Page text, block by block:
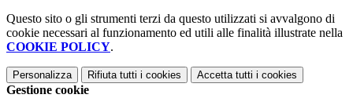
Questo sito o gli strumenti terzi da questo utilizzati si avvalgono di
cookie necessari al funzionamento ed utili alle finalità illustrate nella
COOKIE POLICY.
Personalizza Rifiuta tutti i cookies Accetta tutti i cookies
Gestione cookie